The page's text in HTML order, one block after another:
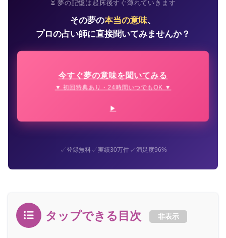
⏳ 夢の記憶は起床後すぐ薄れていきます
その夢の本当の意味、
プロの占い師に直接聞いてみませんか？
今すぐ夢の意味を聞いてみる
▼ 初回特典あり・24時間いつでもOK ▼
✓登録無料✓実績30万件✓満足度96%
タップできる目次 非表示